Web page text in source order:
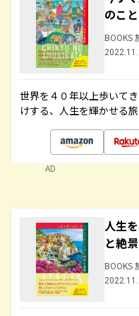
のこ
BOOKS
世界を４０年以上歩いて
けする、人生を輝かせる
AD
人生
と絶
BOOKS